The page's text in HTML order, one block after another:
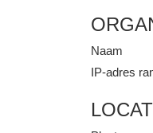
Naam
IP-adres